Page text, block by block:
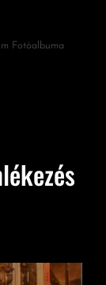
Fotóalbuma